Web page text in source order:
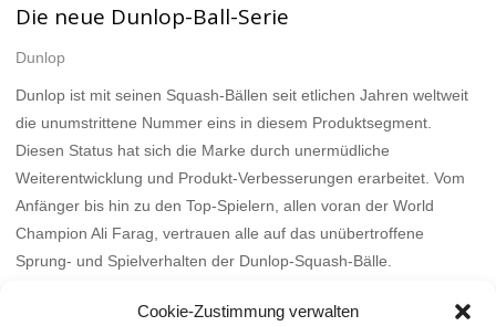
Cookie-Zustimmung verwalten
Die neue Dunlop-Ball-Serie
Dunlop
Dunlop ist mit seinen Squash-Bällen seit etlichen Jahren weltweit
die unumstrittene Nummer eins in diesem Produktsegment.
Diesen Status hat sich die Marke durch unermüdliche
Weiterentwicklung und Produkt-Verbesserungen erarbeitet. Vom
Anfänger bis hin zu den Top-Spielern, allen voran der World
Champion Ali Farag, vertrauen alle auf das unübertroffene
Sprung- und Spielverhalten der Dunlop-Squash-Bälle.